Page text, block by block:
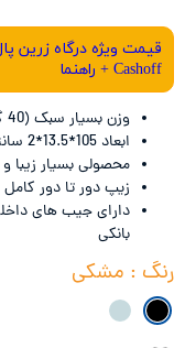
Cashoff + راهنما
وزن بسیار سبک (40 گرم)
ابعاد 105*13.5*2 سانتی متر
محصولی بسیار زیبا و
زیپ دور تا دور کامل
دارای جیب های
بانکی
رنگ : مشکی